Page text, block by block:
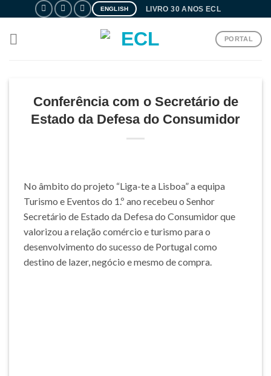
content
ENGLISH LIVRO 30 ANOS ECL
PORTAL
Conferência com o Secretário de
Estado da Defesa do Consumidor
No âmbito do projeto “Liga-te a Lisboa” a equipa
Turismo e Eventos do 1.º ano recebeu o Senhor
Secretário de Estado da Defesa do Consumidor que
valorizou a relação comércio e turismo para o
desenvolvimento do sucesso de Portugal como
destino de lazer, negócio e mesmo de compra.